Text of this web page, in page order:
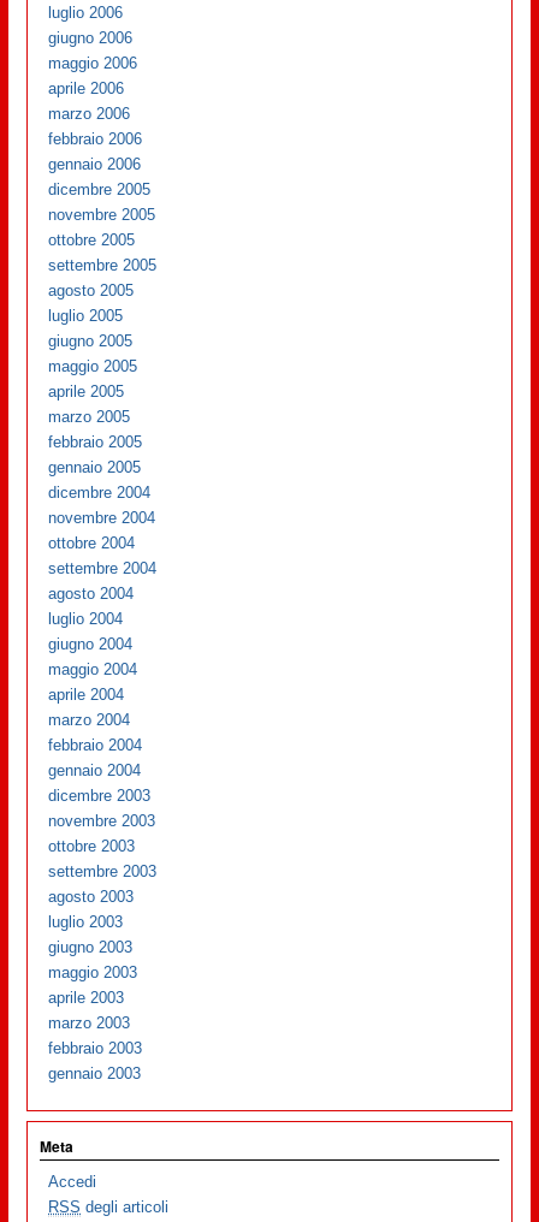
luglio 2006
giugno 2006
maggio 2006
aprile 2006
marzo 2006
febbraio 2006
gennaio 2006
dicembre 2005
novembre 2005
ottobre 2005
settembre 2005
agosto 2005
luglio 2005
giugno 2005
maggio 2005
aprile 2005
marzo 2005
febbraio 2005
gennaio 2005
dicembre 2004
novembre 2004
ottobre 2004
settembre 2004
agosto 2004
luglio 2004
giugno 2004
maggio 2004
aprile 2004
marzo 2004
febbraio 2004
gennaio 2004
dicembre 2003
novembre 2003
ottobre 2003
settembre 2003
agosto 2003
luglio 2003
giugno 2003
maggio 2003
aprile 2003
marzo 2003
febbraio 2003
gennaio 2003
Meta
Accedi
RSS degli articoli